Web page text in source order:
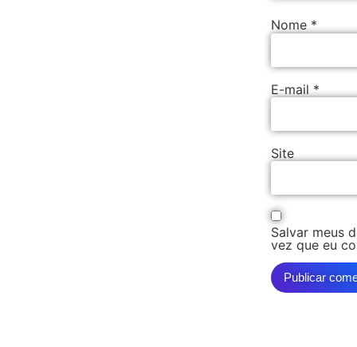
Nome *
E-mail *
Site
Salvar meus
vez que eu